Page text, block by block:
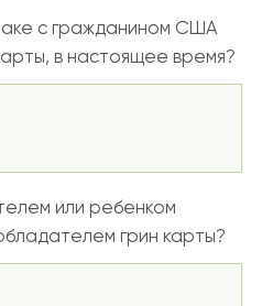
с гражданином США
в настоящее время?
или ребенком
грин карты?